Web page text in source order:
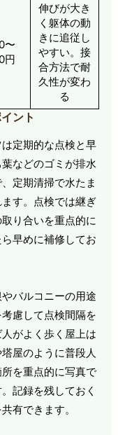
〜
円
伸びが大き
く躯体の動
きに追従し
やすい。接
合方法で耐
久性が変わ
る
ント
定期的な点検と早
などのゴミが排水
定期清掃で水たま
す。点検では継ぎ
り合いを重点的に
早めに補修してお
バルコニーの用途
慮して点検間隔を
がよく歩く屋上は
屋のように普段人
を重点的に写真で
記録を残しておく
有できます。